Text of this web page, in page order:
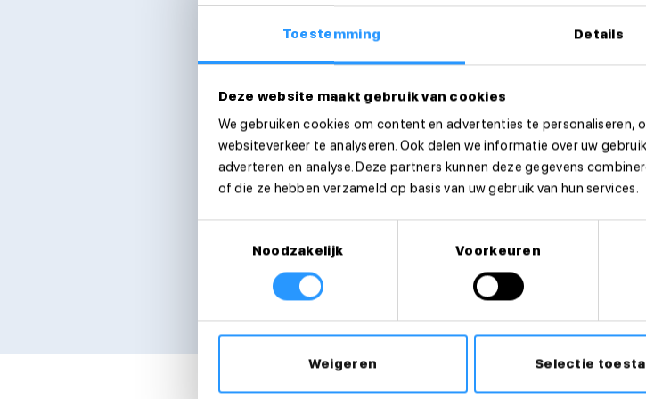
Toestemming Details
Deze website maakt gebruik van cookies
We gebruiken cookies om content en advertenties te personaliseren,
websiteverkeer te analyseren. Ook delen we informatie over uw
adverteren en analyse. Deze partners kunnen deze gegevens
of die ze hebben verzameld op basis van uw gebruik van hun services.
Noodzakelijk
Voorkeuren
Weigeren Selectie
Telefoonnummer
Ik ga akkoord met deprivacyvoorwaarden
We nemen zo snel mogelijk contact met je op